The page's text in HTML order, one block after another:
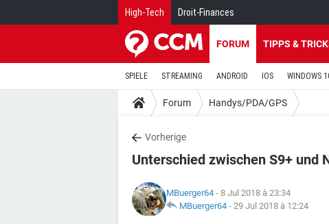
High-Tech Droit-Finances
FORUM TIPPS &
SPIELE STREAMING ANDROID IOS WINDOWS
Forum Handys/PDA/GPS
Vorherige
Unterschied zwischen S9+ und
MBuerger64 - 8 Jul 2018 à 23:34
MBuerger64 - 29 Jul 2018 à 12:24